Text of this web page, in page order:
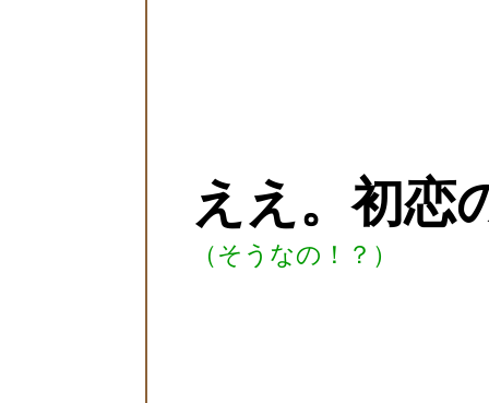
ええ。初恋
（そうなの！？）